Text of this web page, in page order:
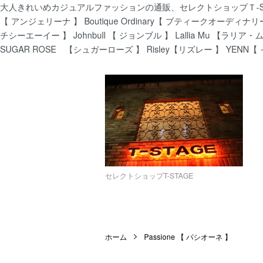
大人きれいめカジュアルファッションの通販、セレクトショップ
【 アンジェリーナ 】 Boutique Ordinary【 ブティークオーディナ
チシーエーイー 】 Johnbull 【 ジョンブル 】 Lallia Mu 【ラリア・
SUGAR ROSE 【シュガーローズ 】 Risley【リズレー 】 YENN【
セレクトショップT-STAGE
ホーム Passione 【 パシオーネ 】